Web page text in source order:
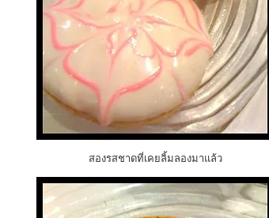
สองรสชาดที่เคยลิ้มลองมาแล้ว